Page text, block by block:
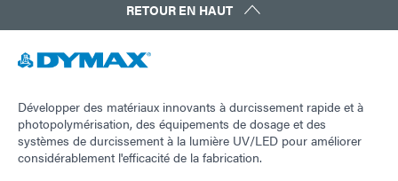
RETOUR EN HAUT
Développer des matériaux innovants à durcissement rapide et à
photopolymérisation, des équipements de dosage et des
systèmes de durcissement à la lumière UV/LED pour améliorer
considérablement l'efficacité de la fabrication.